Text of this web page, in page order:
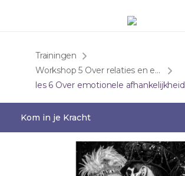
Trainingen
Workshop 5 Over relaties en emotionele afhankelijkheid
les 6 Over emotionele afhankelijkheid
Kom in je Kracht